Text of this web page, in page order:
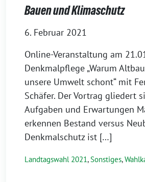
Bauen und Klimaschutz
6. Februar 2021
Online-Veranstaltung am
Denkmalpflege „Warum
unsere Umwelt schont“ mit
Schäfer. Der Vortrag gliedert
Aufgaben und Erwartungen
erkennen Bestand versus
Denkmalschutz ist […]
Landtagswahl 2021,Sonstiges,